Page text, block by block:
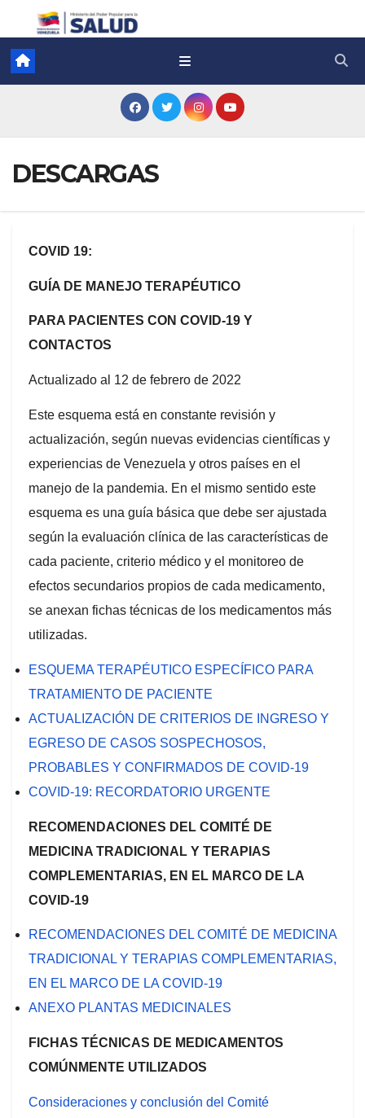
DESCARGAS
COVID 19:
GUÍA DE MANEJO TERAPÉUTICO
PARA PACIENTES CON COVID-19 Y
CONTACTOS
Actualizado al 12 de febrero de 2022
Este esquema está en constante revisión y
actualización, según nuevas evidencias científicas y
experiencias de Venezuela y otros países en el
manejo de la pandemia. En el mismo sentido este
esquema es una guía básica que debe ser ajustada
según la evaluación clínica de las características de
cada paciente, criterio médico y el monitoreo de
efectos secundarios propios de cada medicamento,
se anexan fichas técnicas de los medicamentos más
utilizadas.
ESQUEMA TERAPÉUTICO ESPECÍFICO PARA
TRATAMIENTO DE PACIENTE
ACTUALIZACIÓN DE CRITERIOS DE INGRESO Y
EGRESO DE CASOS SOSPECHOSOS,
PROBABLES Y CONFIRMADOS DE COVID-19
COVID-19: RECORDATORIO URGENTE
RECOMENDACIONES DEL COMITÉ DE
MEDICINA TRADICIONAL Y TERAPIAS
COMPLEMENTARIAS, EN EL MARCO DE LA
COVID-19
RECOMENDACIONES DEL COMITÉ DE MEDICINA
TRADICIONAL Y TERAPIAS COMPLEMENTARIAS,
EN EL MARCO DE LA COVID-19
ANEXO PLANTAS MEDICINALES
FICHAS TÉCNICAS DE MEDICAMENTOS
COMÚNMENTE UTILIZADOS
Consideraciones y conclusión del Comité